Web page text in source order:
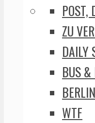
POST,
ZU
DAILY
BUS
WTF